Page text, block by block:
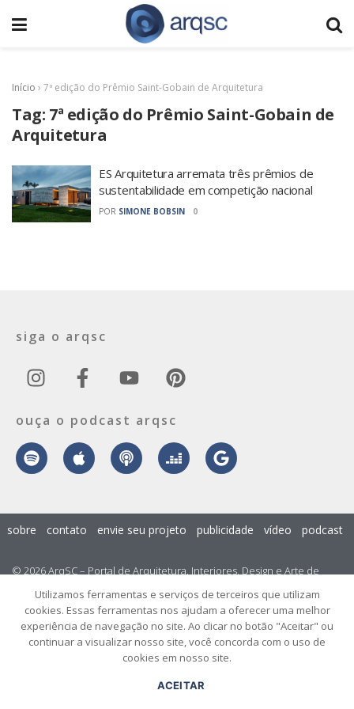
Início › 7ª edição do Prêmio Saint-Gobain de Arquitetura
Tag: 7ª edição do Prêmio Saint-Gobain de
Arquitetura
ES Arquitetura arremata três prêmios de
sustentabilidade em competição nacional
POR SIMONE BOBSIN 0
siga o arqsc
ouça o podcast arqsc
© 2026 ArqSC – Portal de Arquitetura, Interiores, Design e Arte de
Santa Catarina – Todos os Direitos Reservados.
sobre contato envie seu projeto publicidade vídeo podcast
Utilizamos ferramentas e serviços de terceiros que utilizam
cookies. Essas ferramentas nos ajudam a oferecer uma melhor
experiência de navegação no site. Ao clicar no botão "Aceitar" ou
continuar a visualizar nosso site, você concorda com o uso de
cookies em nosso site.
ACEITAR